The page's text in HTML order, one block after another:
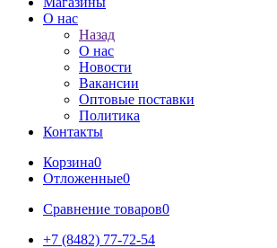
О нас
Назад
О нас
Новости
Вакансии
Оптовые поставки
Политика
Контакты
Корзина0
Отложенные0
Сравнение товаров0
+7 (8482) 77-72-54